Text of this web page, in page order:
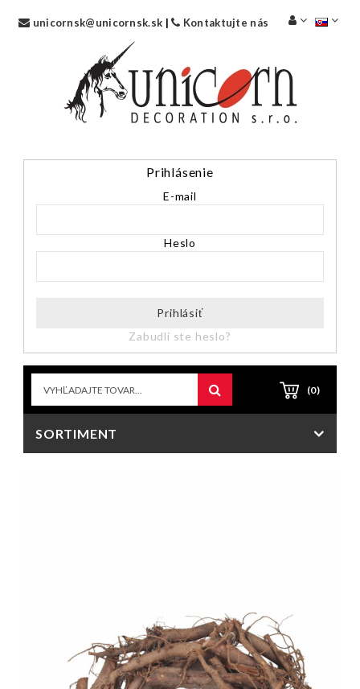
unicornsk@unicornsk.sk | Kontaktujte nás
Prihlásenie
E-mail
Heslo
Prihlásiť
Zabudli ste heslo?
(0)
SORTIMENT